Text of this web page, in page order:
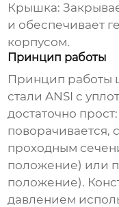
Крышка:
и обеспечивает
корпусом.
Принцип работы
Принцип работы
стали ANSI с
достаточно
поворачивается,
проходным
положение) или
положение).
давлением